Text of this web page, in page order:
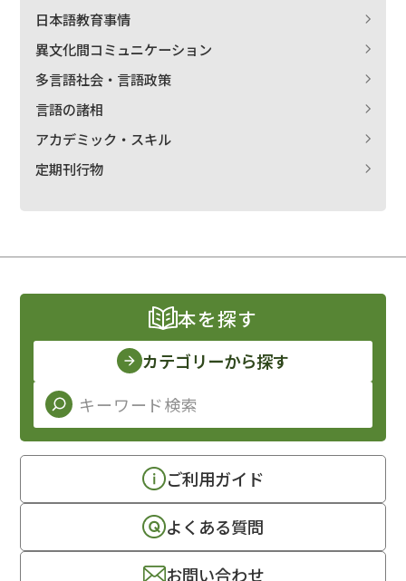
日本語教育事情
異文化間コミュニケーション
多言語社会・言語政策
言語の諸相
アカデミック・スキル
定期刊行物
本を探す
カテゴリーから探す
ご利用ガイド
よくある質問
お問い合わせ